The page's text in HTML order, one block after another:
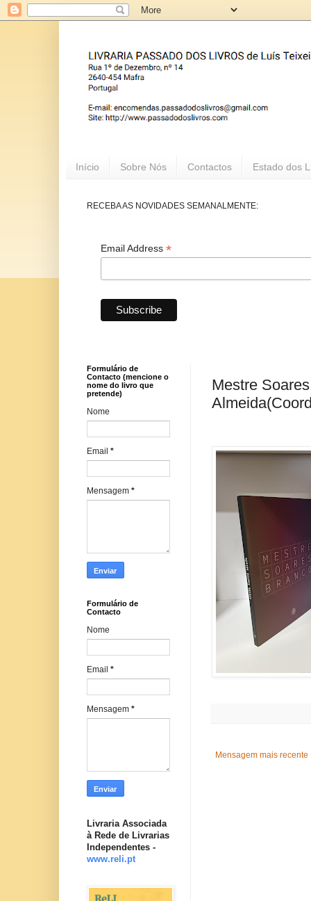
Início Sobre Nós Contactos Estado dos
RECEBA AS NOVIDADES SEMANALMENTE:
Email Address *
Mestre
Mensagem mais recente
Formulário de
Contacto (mencione o
nome do livro que
pretende)
Nome
Email *
Mensagem *
Formulário de
Contacto
Nome
Email *
Mensagem *
Livraria Associada
à Rede de Livrarias
Independentes -
www.reli.pt